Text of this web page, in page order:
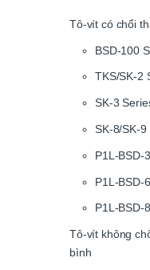
Tô-vít có chổi
BSD-100
TKS/SK-2
SK-3
SK-8/SK-9
P1L-BSD-
P1L-BSD-
P1L-BSD-
Tô-vít không
bình